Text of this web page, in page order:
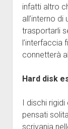
infatti altro
all’interno
trasportarli
l’interfaccia
connetterà
Hard disk
I dischi
pensati
scrivania